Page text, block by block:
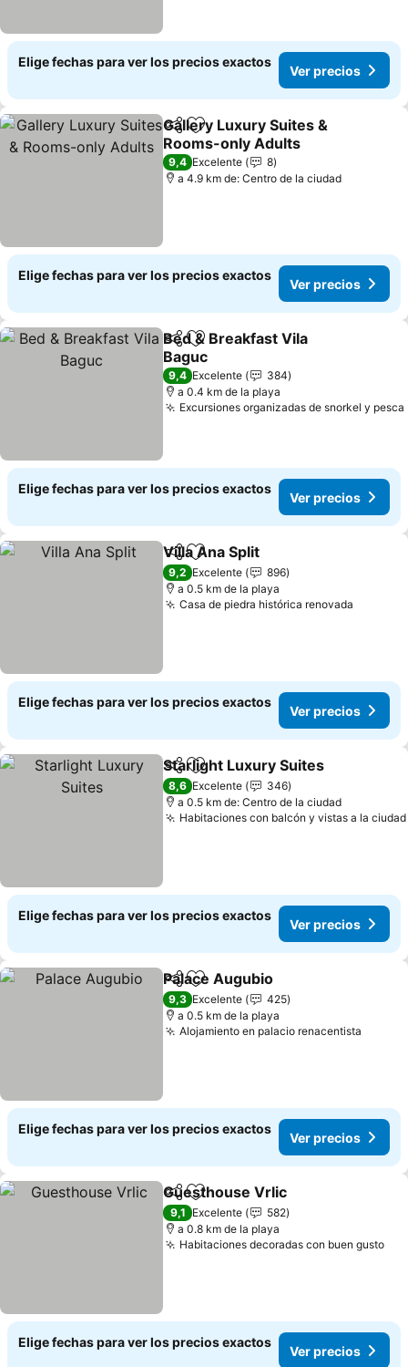
Elige fechas para ver los precios exactos
Ver precios
CompartirAgregar a favoritos
Gallery Luxury Suites &
Rooms-only Adults
9,4 Excelente
8
a 4.9 km de: Centro de la ciudad
Elige fechas para ver los precios exactos
Ver precios
CompartirAgregar a favoritos
Bed & Breakfast Vila
Baguc
9,4 Excelente
384
a 0.4 km de la playa
Excursiones organizadas de snorkel y pesca
Elige fechas para ver los precios exactos
Ver precios
CompartirAgregar a favoritos
Villa Ana Split
9,2 Excelente
896
a 0.5 km de la playa
Casa de piedra histórica renovada
Elige fechas para ver los precios exactos
Ver precios
CompartirAgregar a favoritos
Starlight Luxury Suites
8,6 Excelente
346
a 0.5 km de: Centro de la ciudad
Habitaciones con balcón y vistas a la ciudad
Elige fechas para ver los precios exactos
Ver precios
CompartirAgregar a favoritos
Palace Augubio
9,3 Excelente
425
a 0.5 km de la playa
Alojamiento en palacio renacentista
Elige fechas para ver los precios exactos
Ver precios
CompartirAgregar a favoritos
Guesthouse Vrlic
9,1 Excelente
582
a 0.8 km de la playa
Habitaciones decoradas con buen gusto
Elige fechas para ver los precios exactos
Ver precios